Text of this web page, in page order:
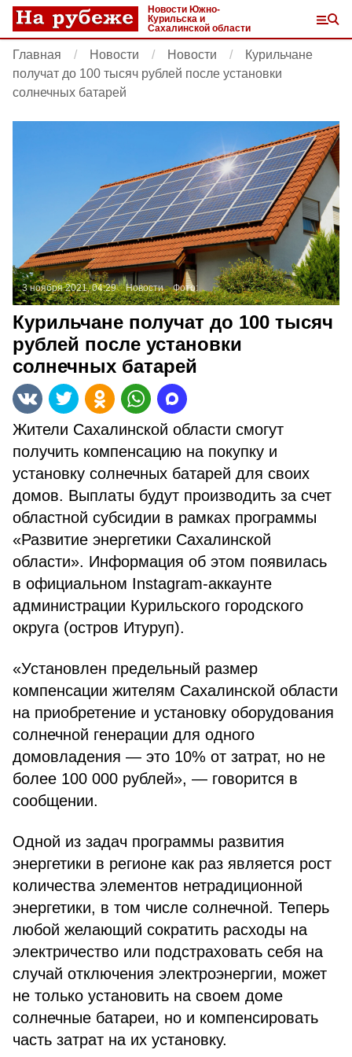
Новости Южно-
Курильска и
Сахалинской области
Главная Новости Новости
Курильчане
получат до 100 тысяч рублей после установки
солнечных батарей
3 ноября 2021, 04:29 Новости Фото:
Курильчане получат до 100 тысяч
рублей после установки
солнечных батарей
Жители Сахалинской области смогут
получить компенсацию на покупку и
установку солнечных батарей для своих
домов. Выплаты будут производить за счет
областной субсидии в рамках программы
«Развитие энергетики Сахалинской
области». Информация об этом появилась
в официальном Instagram-аккаунте
администрации Курильского городского
округа (остров Итуруп).
«Установлен предельный размер
компенсации жителям Сахалинской области
на приобретение и установку оборудования
солнечной генерации для одного
домовладения — это 10% от затрат, но не
более 100 000 рублей», — говорится в
сообщении.
Одной из задач программы развития
энергетики в регионе как раз является рост
количества элементов нетрадиционной
энергетики, в том числе солнечной. Теперь
любой желающий сократить расходы на
электричество или подстраховать себя на
случай отключения электроэнергии, может
не только установить на своем доме
солнечные батареи, но и компенсировать
часть затрат на их установку.